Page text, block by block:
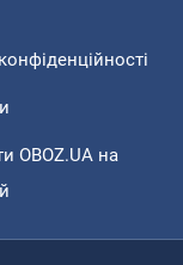
OBOZ.UA на